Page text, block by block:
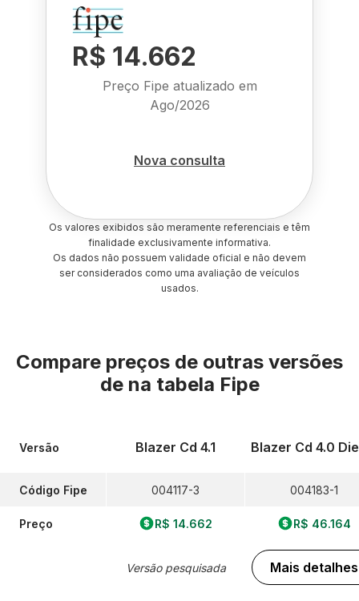
R$ 14.662
Preço Fipe atualizado em
Ago/2026
Nova consulta
Os valores exibidos são meramente referenciais e têm
finalidade exclusivamente informativa.
Os dados não possuem validade oficial e não devem
ser considerados como uma avaliação de veículos
usados.
Compare preços de outras versões
de na tabela Fipe
Versão
Código Fipe
Preço
Blazer Cd 4.1
004117-3
R$ 14.662
Versão pesquisada
Blazer Cd 4.0
004183-1
R$ 46.164
Mais detalhes